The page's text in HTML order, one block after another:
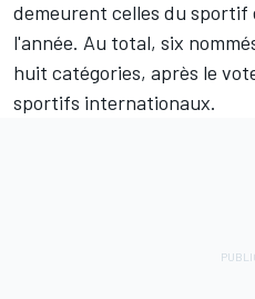
demeurent celles du sportif
l'année. Au total, six
huit catégories, après le
sportifs internationaux.